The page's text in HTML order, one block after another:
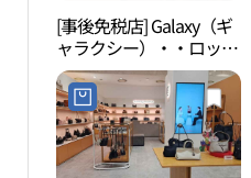
[事後免税店] Galaxy（ギ
ャラクシー）・・ロッテ
百貨店ミア（弥阿）店
(갤럭시 롯데백화점 미아
점)